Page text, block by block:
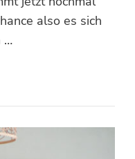
also es sich
…